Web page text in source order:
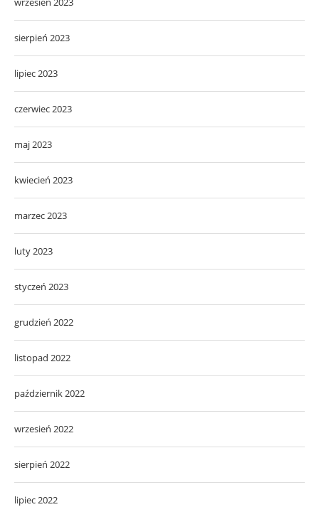
sierpień 2023
lipiec 2023
czerwiec 2023
maj 2023
kwiecień 2023
marzec 2023
luty 2023
styczeń 2023
grudzień 2022
listopad 2022
październik 2022
wrzesień 2022
sierpień 2022
lipiec 2022